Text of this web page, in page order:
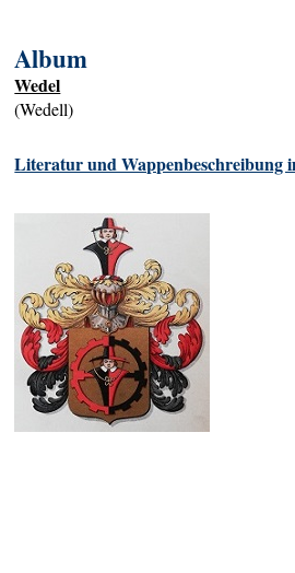
Album
Wedel
(Wedell)
Literatur und Wappenbeschreibung